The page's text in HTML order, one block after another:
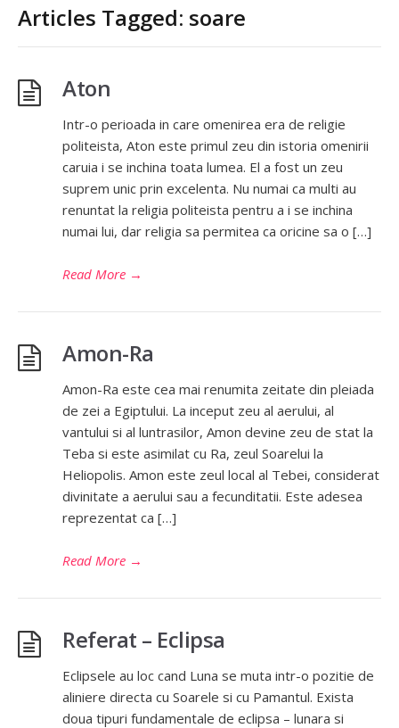
Articles Tagged: soare
Aton
Intr-o perioada in care omenirea era de religie
politeista, Aton este primul zeu din istoria omenirii
caruia i se inchina toata lumea. El a fost un zeu
suprem unic prin excelenta. Nu numai ca multi au
renuntat la religia politeista pentru a i se inchina
numai lui, dar religia sa permitea ca oricine sa o […]
Read More →
Amon-Ra
Amon-Ra este cea mai renumita zeitate din pleiada
de zei a Egiptului. La inceput zeu al aerului, al
vantului si al luntrasilor, Amon devine zeu de stat la
Teba si este asimilat cu Ra, zeul Soarelui la
Heliopolis. Amon este zeul local al Tebei, considerat
divinitate a aerului sau a fecunditatii. Este adesea
reprezentat ca […]
Read More →
Referat – Eclipsa
Eclipsele au loc cand Luna se muta intr-o pozitie de
aliniere directa cu Soarele si cu Pamantul. Exista
doua tipuri fundamentale de eclipsa – lunara si